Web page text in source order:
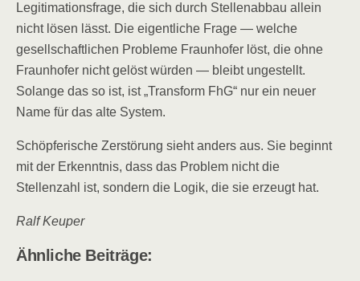
Legitimationsfrage, die sich durch Stellenabbau allein
nicht lösen lässt. Die eigentliche Frage — welche
gesellschaftlichen Probleme Fraunhofer löst, die ohne
Fraunhofer nicht gelöst würden — bleibt ungestellt.
Solange das so ist, ist „Transform FhG“ nur ein neuer
Name für das alte System.
Schöpferische Zerstörung sieht anders aus. Sie beginnt
mit der Erkenntnis, dass das Problem nicht die
Stellenzahl ist, sondern die Logik, die sie erzeugt hat.
Ralf Keuper
Ähnliche Beiträge: